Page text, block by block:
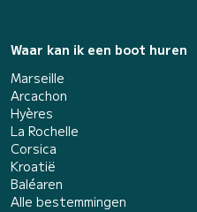
Waar kan ik een boot huren
Marseille
Arcachon
Hyères
La Rochelle
Corsica
Kroatië
Baléaren
Alle bestemmingen